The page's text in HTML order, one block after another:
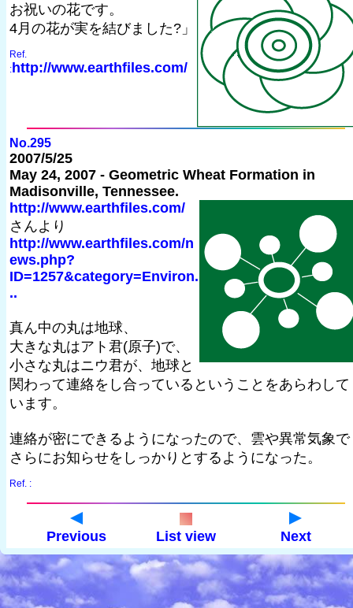
お祝いの花です。
4月の花が実を結びました?」
Ref.
: http://www.earthfiles.com/
No.295
2007/5/25
May 24, 2007 - Geometric Wheat Formation in
Madisonville, Tennessee.
http://www.earthfiles.com/
さんより
http://www.earthfiles.com/n
ews.php?
ID=1257&category=Environ.
..
真ん中の丸は地球、
大きな丸はアト君(原子)で、
小さな丸はニウ君が、地球と
関わって連絡をし合っているということをあらわして
います。
連絡が密にできるようになったので、雲や異常気象で
さらにお知らせをしっかりとするようになった。
Ref. :
Previous List view Next